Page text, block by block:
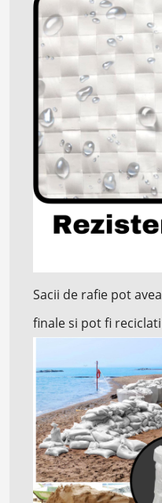
Sacii de rafie pot
finale si pot fi